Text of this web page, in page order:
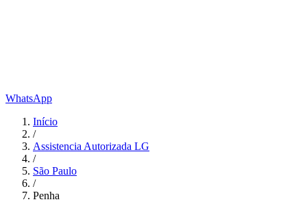
WhatsApp
Início
/
Assistencia Autorizada LG
/
São Paulo
/
Penha